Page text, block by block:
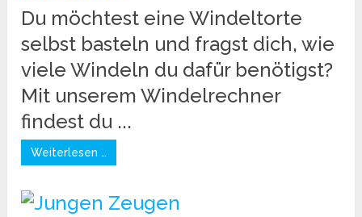
Du möchtest eine Windeltorte
selbst basteln und fragst dich, wie
viele Windeln du dafür benötigst?
Mit unserem Windelrechner
findest du ...
Weiterlesen …